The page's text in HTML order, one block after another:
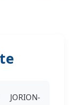
JORION-